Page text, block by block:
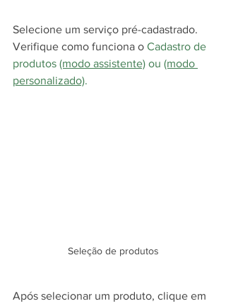
Selecione um serviço pré-cadastrado.
Verifique como funciona o Cadastro de
produtos (modo assistente) ou (modo
personalizado).
Seleção de produtos
Após selecionar um produto, clique em